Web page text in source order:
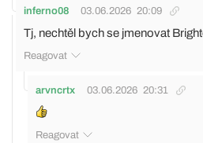
inferno08 03.06.2026 20:09
Tj, nechtěl bych se jmenovat
Reagovat
arvncrtx 03.06.2026 20:31
Reagovat